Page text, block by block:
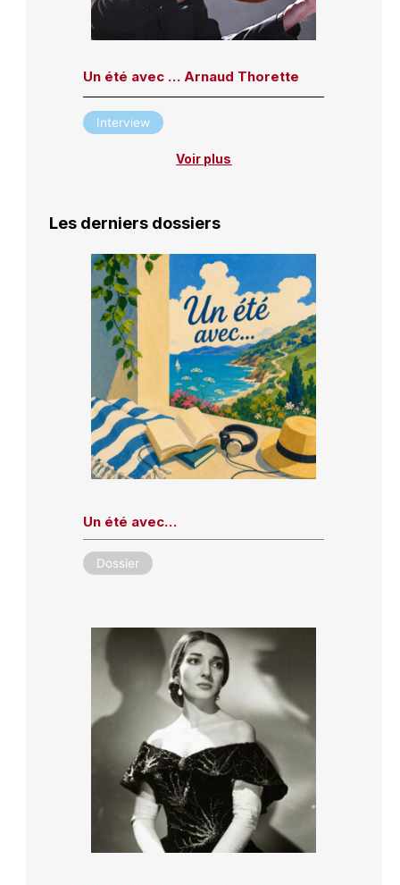
Un été avec … Arnaud Thorette
Interview
Voir plus
Les derniers dossiers
Un été avec…
Dossier